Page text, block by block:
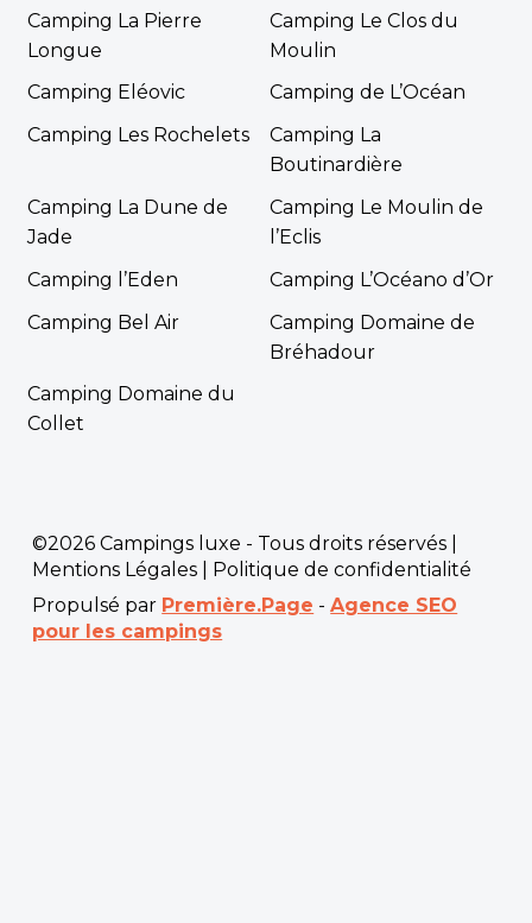
Camping La Pierre
Longue
Camping Le Clos du
Moulin
Camping Eléovic
Camping de L’Océan
Camping Les Rochelets
Camping La
Boutinardière
Camping La Dune de
Jade
Camping Le Moulin de
l’Eclis
Camping l’Eden
Camping L’Océano d’Or
Camping Bel Air
Camping Domaine de
Bréhadour
Camping Domaine du
Collet
©2026 Campings luxe - Tous droits réservés |
Mentions Légales
Politique de confidentialité
Propulsé par Première.Page -Agence SEO
pour les campings